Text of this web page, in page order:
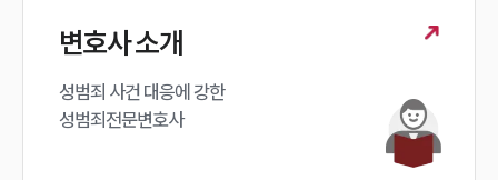
변호사 소개
성범죄 사건 대응에 강한
성범죄전문변호사